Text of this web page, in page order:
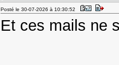
Posté le 30-07-2026 à 10:30:52
Et ces mails ne